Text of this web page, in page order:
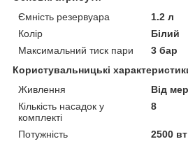
Ємність резервуара
1.2 л
Колір
Білий
Максимальний тиск пари
3 бар
Користувальницькі
Живлення
Від
Кількість насадок у
комплекті
8
Потужність 2500 вт